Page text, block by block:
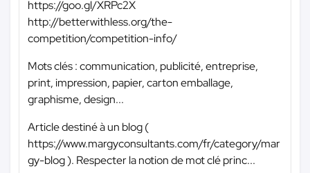
https://goo.gl/XRPc2X
http://betterwithless.org/the-
competition/competition-info/
Mots clés : communication, publicité, entreprise,
print, impression, papier, carton emballage,
graphisme, design...
Article destiné à un blog (
https://www.margyconsultants.com/fr/category/mar
gy-blog ). Respecter la notion de mot clé princ...